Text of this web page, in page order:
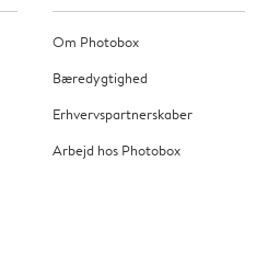
Om Photobox
Bæredygtighed
Erhvervspartnerskaber
Arbejd hos Photobox